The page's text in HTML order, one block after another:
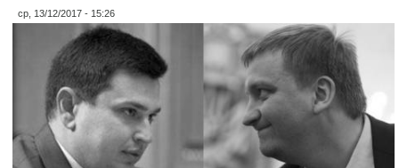
ср, 13/12/2017 - 15:26